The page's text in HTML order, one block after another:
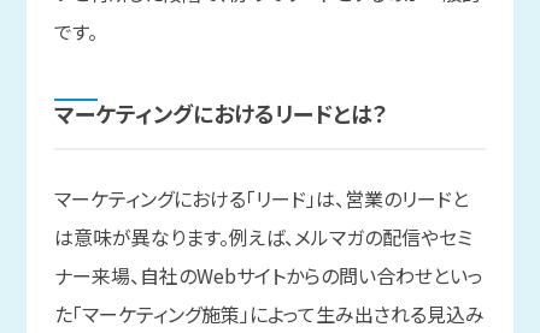
です。
マーケティングにおけるリードとは？
マーケティングにおける「リード」は、営業のリードと
は意味が異なります。例えば、メルマガの配信やセミ
ナー来場、自社のWebサイトからの問い合わせといっ
た「マーケティング施策」によって生み出される見込み